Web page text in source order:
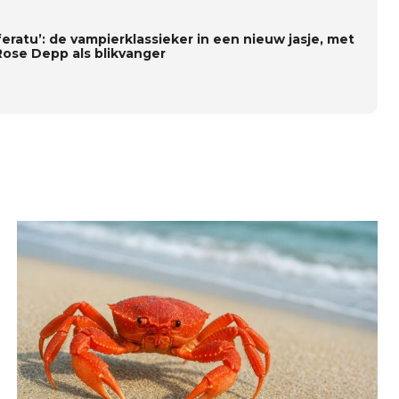
de vampierklassieker in een nieuw jasje, met
Depp als blikvanger